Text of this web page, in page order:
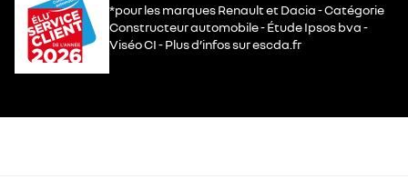
*pour les marques Renault et Dacia - Catégorie
Constructeur automobile - Étude Ipsos bva -
Viséo CI - Plus d’infos sur escda.fr